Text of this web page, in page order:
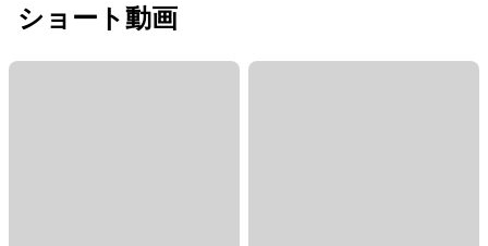
ショート動画